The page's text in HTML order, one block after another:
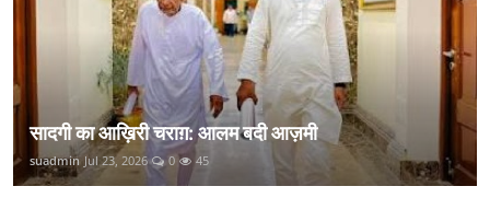
सादगी का आख़िरी चराग़: आलम बदी आज़मी
suadmin Jul 23, 2026 0 45